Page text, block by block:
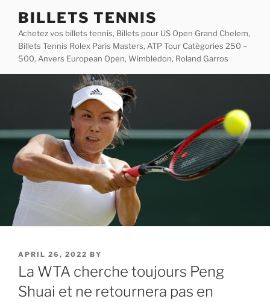
content
BILLETS TENNIS
Achetez vos billets tennis, Billets pour US Open Grand Chelem,
Billets Tennis Rolex Paris Masters, ATP Tour Catégories 250 –
500, Anvers European Open, Wimbledon, Roland Garros
POSTED
ON
APRIL 26, 2022 BY
La WTA cherche toujours Peng
Shuai et ne retournera pas en